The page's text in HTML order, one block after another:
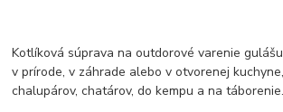
Kotlíková súprava na outdorové varenie
v prírode, v záhrade alebo v otvorenej
chalupárov, chatárov, do kempu a na táborenie.